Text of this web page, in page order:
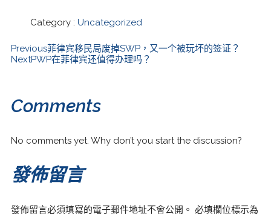
Category : Uncategorized
Previous菲律宾移民局废掉SWP，又一个被玩坏的签证？
NextPWP在菲律宾还值得办理吗？
Comments
No comments yet. Why don’t you start the discussion?
發佈留言
發佈留言必須填寫的電子郵件地址不會公開。 必填欄位標示為